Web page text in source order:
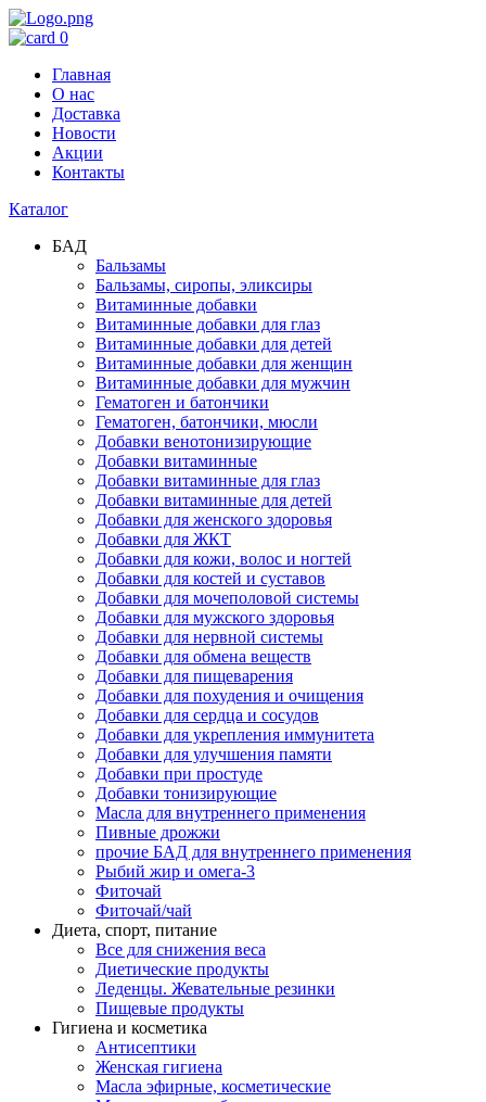
0
Главная
О нас
Доставка
Новости
Акции
Контакты
Каталог
БАД
Бальзамы
Бальзамы, сиропы, эликсиры
Витаминные добавки
Витаминные добавки для глаз
Витаминные добавки для детей
Витаминные добавки для женщин
Витаминные добавки для мужчин
Гематоген и батончики
Гематоген, батончики, мюсли
Добавки венотонизирующие
Добавки витаминные
Добавки витаминные для глаз
Добавки витаминные для детей
Добавки для женского здоровья
Добавки для ЖКТ
Добавки для кожи, волос и ногтей
Добавки для костей и суставов
Добавки для мочеполовой системы
Добавки для мужского здоровья
Добавки для нервной системы
Добавки для обмена веществ
Добавки для пищеварения
Добавки для похудения и очищения
Добавки для сердца и сосудов
Добавки для укрепления иммунитета
Добавки для улучшения памяти
Добавки при простуде
Добавки тонизирующие
Масла для внутреннего применения
Пивные дрожжи
прочие БАД для внутреннего применения
Рыбий жир и омега-3
Фиточай
Фиточай/чай
Диета, спорт, питание
Все для снижения веса
Диетические продукты
Леденцы. Жевательные резинки
Пищевые продукты
Гигиена и косметика
Антисептики
Женская гигиена
Масла эфирные, косметические